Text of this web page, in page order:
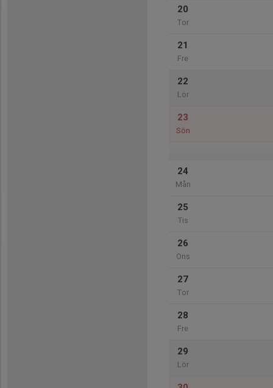
20
Tor
21
Fre
22
Lör
23
Sön
24
Mån
25
Tis
26
Ons
27
Tor
28
Fre
29
Lör